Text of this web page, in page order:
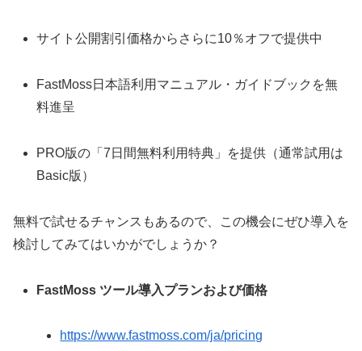
サイト公開割引価格からさらに10％オフで提供中
FastMoss日本語利用マニュアル・ガイドブックを無
料進呈
PRO版の「7日間無料利用特典」を提供（通常試用は
Basic版）
無料で試せるチャンスもあるので、この機会にぜひ導入を
検討してみてはいかがでしょうか？
FastMoss ツール導入プランおよび価格
https://www.fastmoss.com/ja/pricing